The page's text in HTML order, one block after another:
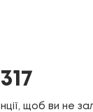
щоб ви не